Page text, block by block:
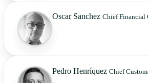
Oscar Sanchez Chief Financial
Pedro Henríquez Chief